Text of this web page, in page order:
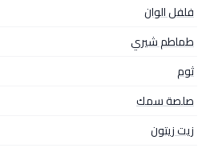
فلفل الوان
طماطم شيري
ثوم
صلصة سمك
زيت زيتون